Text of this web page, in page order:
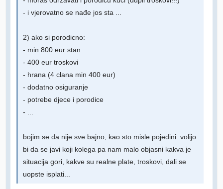
- i vjerovatno se nađe jos sta ...
2) ako si porodicno:
- min 800 eur stan
- 400 eur troskovi
- hrana (4 clana min 400 eur)
- dodatno osiguranje
- potrebe djece i porodice
- ...
bojim se da nije sve bajno, kao sto misle pojedini. volijo
bi da se javi koji kolega pa nam malo objasni kakva je
situacija gori, kakve su realne plate, troskovi, dali se
uopste isplati...